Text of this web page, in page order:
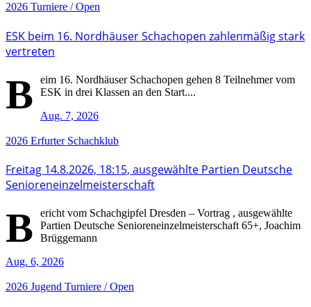
2026 Turniere / Open
ESK beim 16. Nordhäuser Schachopen zahlenmäßig stark
vertreten
B
eim 16. Nordhäuser Schachopen gehen 8 Teilnehmer vom
ESK in drei Klassen an den Start....
Aug. 7, 2026
2026 Erfurter Schachklub
Freitag 14.8.2026, 18:15, ausgewählte Partien Deutsche
Senioreneinzelmeisterschaft
B
ericht vom Schachgipfel Dresden – Vortrag , ausgewählte
Partien Deutsche Senioreneinzelmeisterschaft 65+, Joachim
Brüggemann
Aug. 6, 2026
2026 Jugend Turniere / Open